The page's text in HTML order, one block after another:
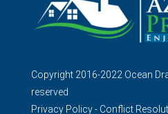
Copyright 2016-2022 Ocean
reserved
Privacy Policy- Conflict